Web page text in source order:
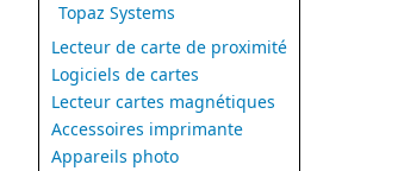
Topaz Systems
Lecteur de carte de proximité
Logiciels de cartes
Lecteur cartes magnétiques
Accessoires imprimante
Appareils photo